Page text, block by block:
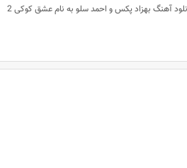
آهنگ بهزاد پکس و احمد سلو به نام عشق کوکی 2